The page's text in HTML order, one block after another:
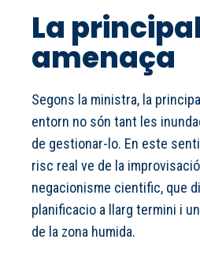
La
amenaça
Segons la ministra, la
entorn no són tant les
de gestionar-lo. En este
risc real ve de la
negacionisme cientific, que
planificacio a llarg termini i
de la zona humida.